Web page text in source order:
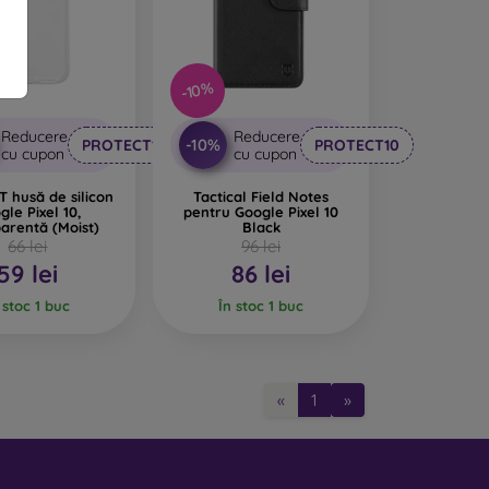
huselor un design interesant. Dezavantajul
reciclate, astfel încât se pot descompune
important.
telefon, fabricate din diverse materiale.
Reducere
cu cupon
PROTECT10
husă de silicon
Pixel 10,
(Moist)
66 lei
lei
1 buc
-10%
-10%
Reducere
cu cupon
PROTECT10
Tactical Field Notes
pentru Google Pixel 10
Black
96 lei
86 lei
În stoc 1 buc
« 1 »